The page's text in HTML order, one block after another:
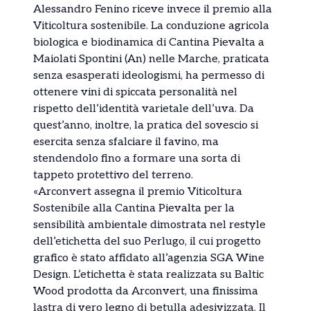
Alessandro Fenino riceve invece il premio alla
Viticoltura sostenibile. La conduzione agricola
biologica e biodinamica di Cantina Pievalta a
Maiolati Spontini (An) nelle Marche, praticata
senza esasperati ideologismi, ha permesso di
ottenere vini di spiccata personalità nel
rispetto dell’identità varietale dell’uva. Da
quest’anno, inoltre, la pratica del sovescio si
esercita senza sfalciare il favino, ma
stendendolo fino a formare una sorta di
tappeto protettivo del terreno.
«Arconvert assegna il premio Viticoltura
Sostenibile alla Cantina Pievalta per la
sensibilità ambientale dimostrata nel restyle
dell’etichetta del suo Perlugo, il cui progetto
grafico è stato affidato all’agenzia SGA Wine
Design. L’etichetta è stata realizzata su Baltic
Wood prodotta da Arconvert, una finissima
lastra di vero legno di betulla adesivizzata. Il